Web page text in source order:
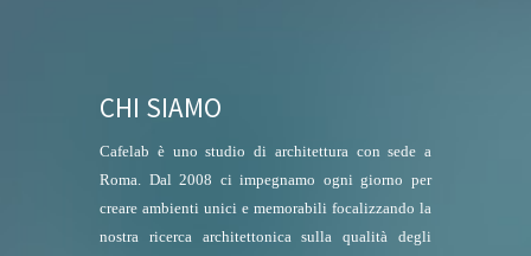
CHI SIAMO
Cafelab è uno studio di architettura con sede a
Roma. Dal 2008 ci impegnamo ogni giorno per
creare ambienti unici e memorabili focalizzando la
nostra ricerca architettonica sulla qualità degli